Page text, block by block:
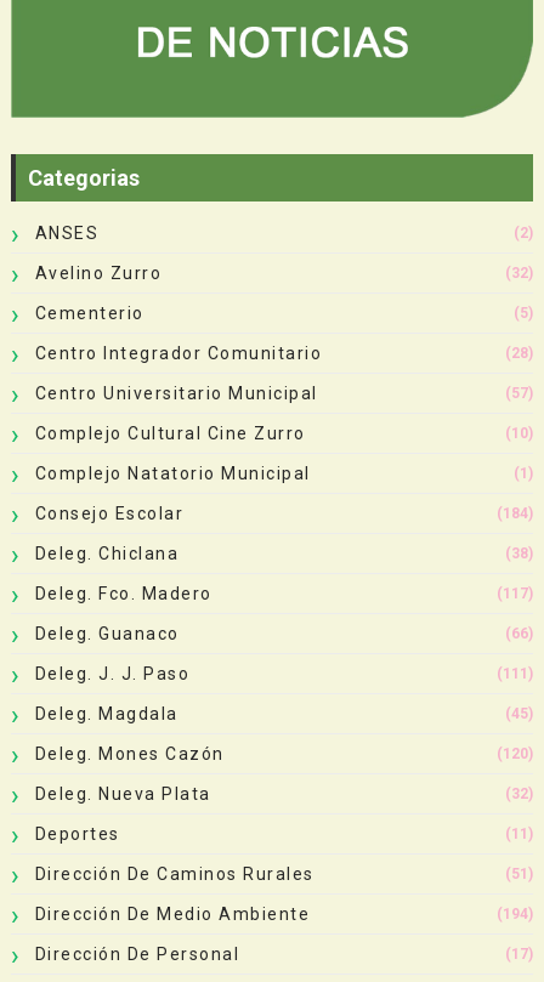
Categorias
ANSES (2)
Avelino Zurro (32)
Cementerio (5)
Centro Integrador Comunitario (28)
Centro Universitario Municipal (57)
Complejo Cultural Cine Zurro (10)
Complejo Natatorio Municipal (1)
Consejo Escolar (184)
Deleg. Chiclana (38)
Deleg. Fco. Madero (117)
Deleg. Guanaco (66)
Deleg. J. J. Paso (111)
Deleg. Magdala (45)
Deleg. Mones Cazón (120)
Deleg. Nueva Plata (32)
Deportes (11)
Dirección De Caminos Rurales (51)
Dirección De Medio Ambiente (194)
Dirección De Personal (17)